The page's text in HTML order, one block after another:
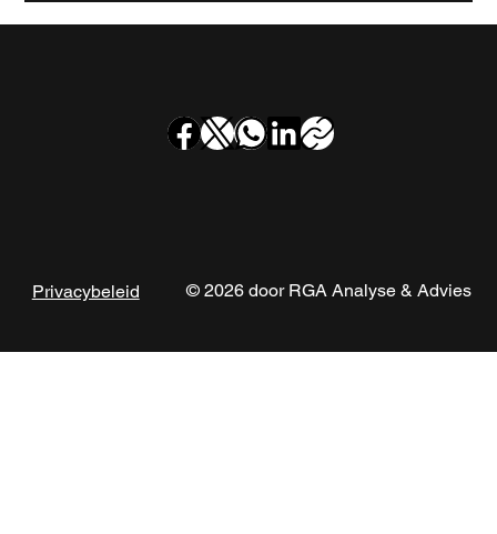
Leidschendam© 2026 door RGA Analyse & Advies
Privacybeleid